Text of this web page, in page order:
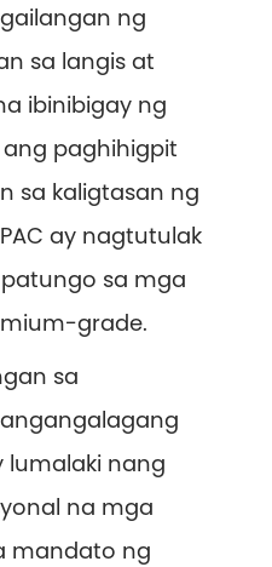
ng
sa langis at
ibinibigay ng
paghihigpit
sa kaligtasan ng
ay nagtutulak
sa mga
grade.
sa
lumalaki nang
na mga
mandato ng